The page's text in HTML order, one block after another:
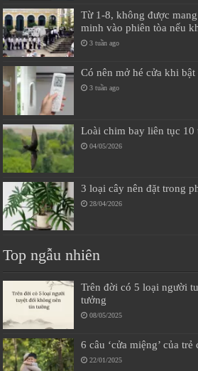
Từ 1-8, không được
minh vào phiên tòa nếu
3 tuần ago
Có nên mở hé cửa khi bật
3 tuần ago
Loài chim bay liên tục 10
04/05/2026
3 loại cây nên đặt trong
28/04/2026
Top ngẫu nhiên
Trên đời có 5 loại người
tưởng
08/05/2025
6 câu ‘cửa miệng’ của trẻ
22/01/2025